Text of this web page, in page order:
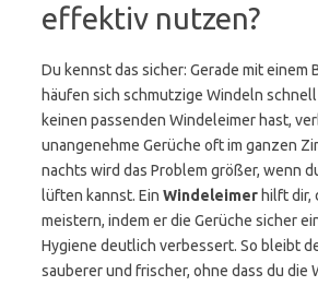
effektiv nutzen?
Du kennst das sicher: Gerade mit einem
häufen sich schmutzige Windeln schnell
keinen passenden Windeleimer hast,
unangenehme Gerüche oft im ganzen
nachts wird das Problem größer, wenn
lüften kannst. Ein Windeleimer hilft dir,
meistern, indem er die Gerüche sicher
Hygiene deutlich verbessert. So bleibt
sauberer und frischer, ohne dass du die